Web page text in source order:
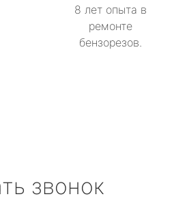
8 лет опыта в
ремонте
бензорезов.
звонок